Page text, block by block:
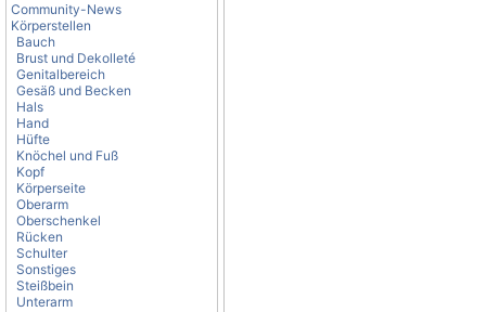
Community-News
Körperstellen
Bauch
Brust und Dekolleté
Genitalbereich
Gesäß und Becken
Hals
Hand
Hüfte
Knöchel und Fuß
Kopf
Körperseite
Oberarm
Oberschenkel
Rücken
Schulter
Sonstiges
Steißbein
Unterarm